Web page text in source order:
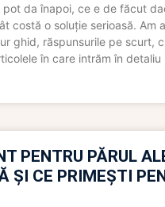
da înapoi, ce e de făcut
costă o soluție serioasă. Am
ghid, răspunsurile pe scurt,
în care intrăm în detaliu
PENTRU PĂRUL
ȘI CE PRIMEȘTI